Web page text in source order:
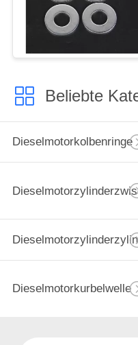
Beliebte
Dieselmotorkolbenringe
Dieselmotorkurbelwelle